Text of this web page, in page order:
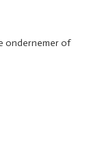
ondernemer of